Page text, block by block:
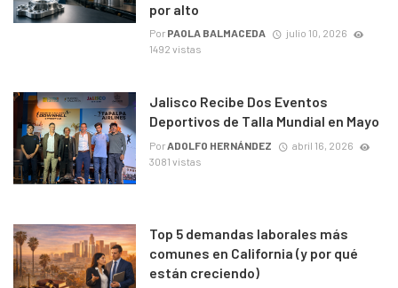
por alto
Por PAOLA BALMACEDA
julio 10, 2026
1492 vistas
Jalisco Recibe Dos Eventos
Deportivos de Talla Mundial en Mayo
Por ADOLFO HERNÁNDEZ
abril 16, 2026
3081 vistas
Top 5 demandas laborales más
comunes en California (y por qué
están creciendo)